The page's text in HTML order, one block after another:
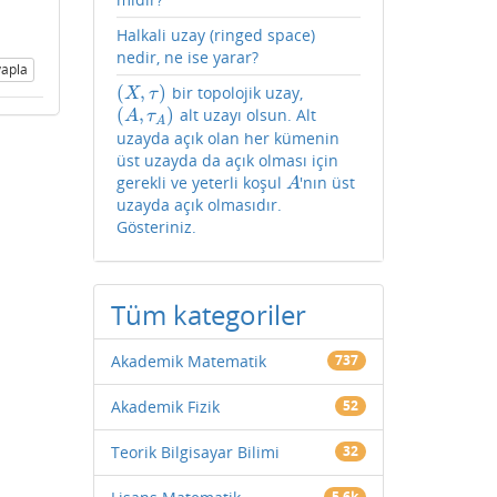
Halkali uzay (ringed space)
nedir, ne ise yarar?
(X, τ)
(X,τ) bir topolojik uzay,
(A, τA)
(A,τA)
alt uzayı olsun. Alt
uzayda açık olan her kümenin
üst uzayda da açık olması için
gerekli ve yeterli koşul A
A 'nın üst
uzayda açık olmasıdır.
Gösteriniz.
Tüm kategoriler
Akademik Matematik 737
Akademik Fizik 52
Teorik Bilgisayar Bilimi 32